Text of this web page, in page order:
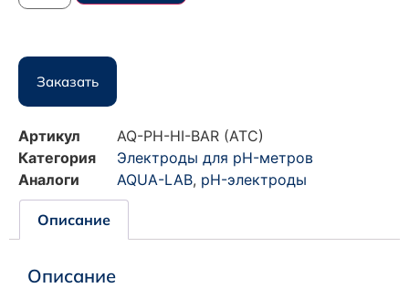
Заказать
Артикул
AQ-PH-HI-BAR (ATC)
Категория
Электроды для pH-метров
Аналоги
AQUA-LAB, pH-электроды
Описание
Описание